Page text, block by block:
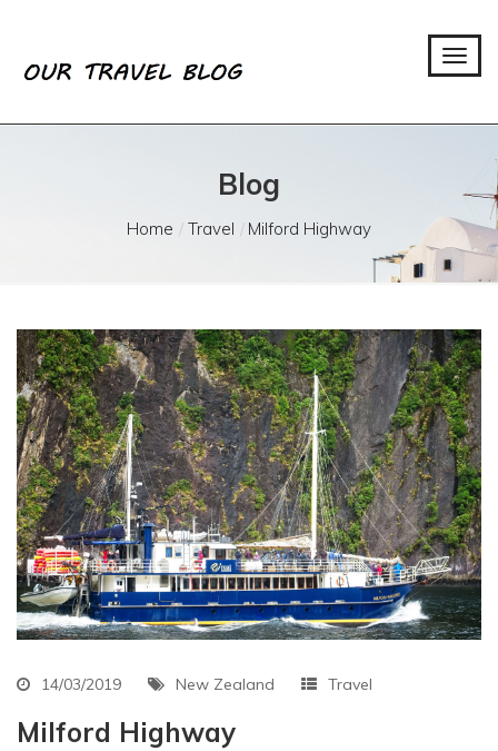
Blog
Home Travel Milford Highway
14/03/2019 New Zealand Travel
Milford Highway